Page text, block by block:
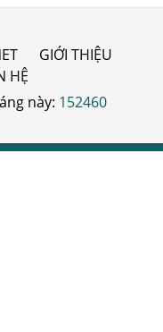
GIỚI THIỆU
HỆ
này: 152460